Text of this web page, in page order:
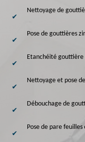
Nettoyage de
Pose de gouttières
Etanchéité
Nettoyage et pose
Débouchage de
Pose de pare